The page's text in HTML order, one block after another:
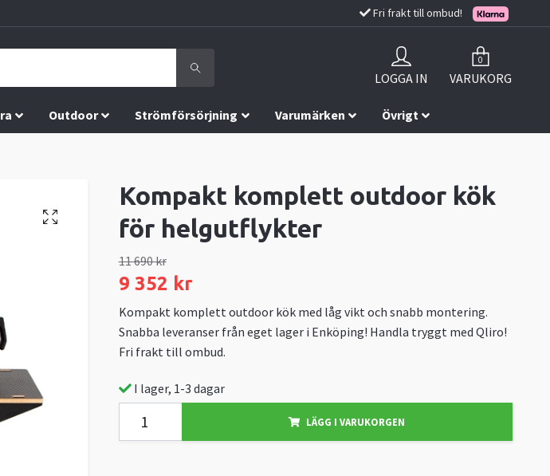
Fri frakt till ombud!
LOGGA IN
0
VARUKORG
Outdoor Strömförsörjning Varumärken Övrigt
Kompakt komplett outdoor kök
för helgutflykter
11 690 kr
9 352 kr
Kompakt komplett outdoor kök med låg vikt och snabb montering.
Snabba leveranser från eget lager i Enköping! Handla tryggt med Qliro!
Fri frakt till ombud.
I lager, 1-3 dagar
LÄGG I VARUKORGEN